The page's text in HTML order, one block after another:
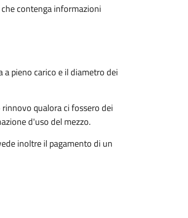
contenga informazioni
pieno carico e il diametro dei
qualora ci fossero dei
d'uso del mezzo.
inoltre il pagamento di un